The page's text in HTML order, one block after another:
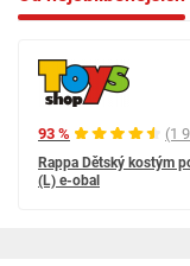
93 % (1
Rappa Dětský kostým
(L) e-obal